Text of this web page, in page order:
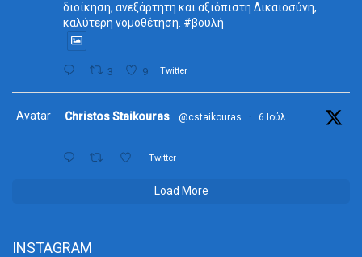
διοίκηση, ανεξάρτητη και αξιόπιστη Δικαιοσύνη,
καλύτερη νομοθέτηση. #βουλή
3 9 Twitter
Avatar Christos Staikouras @cstaikouras · 6 Ιούλ
Twitter
Load More
INSTAGRAM